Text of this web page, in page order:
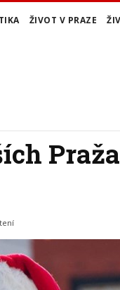
ŽIVOT V PRAZE